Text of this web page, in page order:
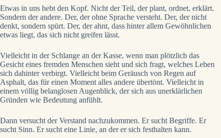
Etwas in uns hebt den Kopf. Nicht der Teil, der plant, ordnet, erklärt.
Sondern der andere. Der, der ohne Sprache versteht. Der, der nicht
denkt, sondern spürt. Der, der ahnt, dass hinter allem Gewöhnlichen
etwas liegt, das sich nicht greifen lässt.
Vielleicht in der Schlange an der Kasse, wenn man plötzlich das
Gesicht eines fremden Menschen sieht und sich fragt, welches Leben
sich dahinter verbirgt. Vielleicht beim Geräusch von Regen auf
Asphalt, das für einen Moment alles andere übertönt. Vielleicht in
einem völlig belanglosen Augenblick, der sich aus unerklärlichen
Gründen wie Bedeutung anfühlt.
Dann versucht der Verstand nachzukommen. Er sucht Begriffe. Er
sucht Sinn. Er sucht eine Linie, an der er sich festhalten kann.